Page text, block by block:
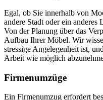
Egal, ob Sie innerhalb von
andere Stadt oder ein
Von der Planung über das
Aufbau Ihrer Möbel. Wir
stressige Angelegenheit ist,
Arbeit wie möglich
Firmenumzüge
Ein Firmenumzug erfordert